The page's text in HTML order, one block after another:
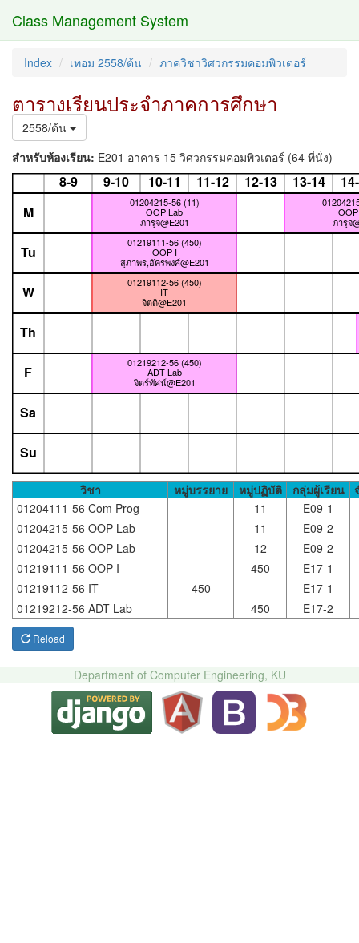
Class Management System
Index เทอม 2558/ต้น ภาควิชาวิศวกรรมคอมพิวเตอร์
ตารางเรียนประจำภาคการศึกษา
2558/ต้น
สำหรับห้องเรียน: E201 อาคาร 15 วิศวกรรมคอมพิวเตอร์ (64 ที่นั่ง)
8-9 9-10 10-11 11-12 12-13 13-14
01204215-56 (11)
OOP Lab
ภารุจ@E201
ภารุจ
01219111-56 (450)
OOP I
สุภาพร,อัครพงศ์@E201
01219112-56 (450)
IT
จิตติ@E201
01219212-56 (450)
ADT Lab
จิตร์ทัศน์@E201
M
Tu
W
Th
F
Sa
Su
วิชา หมู่บรรยาย หมู่ปฏิบัติ กลุ่มผู้เรียน
01204111-56 Com Prog
11
E09-1
01204215-56 OOP Lab
11
E09-2
01204215-56 OOP Lab
12
E09-2
01219111-56 OOP I
450
E17-1
01219112-56 IT
450
E17-1
01219212-56 ADT Lab
450 E17-2
Reload
Department of Computer Engineering, KU